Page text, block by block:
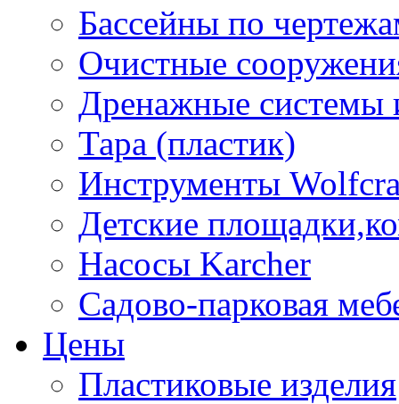
Бассейны по
Очистные
Дренажные системы
Тара (пластик)
Инструменты
Детские
Насосы Karcher
Садово-парковая
Цены
Пластиковые изделия